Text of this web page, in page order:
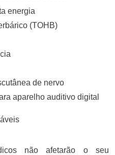
energia
(TOHB)
de nervo
aparelho auditivo digital
não afetarão o seu